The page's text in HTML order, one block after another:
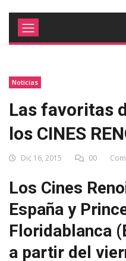
Noticias
Las favoritas
los CINES
Dic 16, 2015 00
Los Cines
España y
Floridablanca
a partir del